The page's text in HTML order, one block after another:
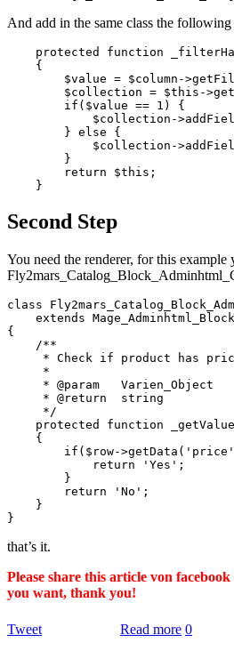
And add in the same class the
protected function
    {
$value = $column-
$collection = $this-
        if($value == 1) {
$collection-
        } else {
$collection-
        }
        return $this;
Second Step
You need the renderer, for this
class
extends
{
    /**
* Check if product has
     *
     * @param   Varien_Object
     * @return  string
     */
protected function
    {
if($row-
            return 'Yes';
        }
        return 'No';
    }
that’s it.
Please share this article von
you want, thank you!
Tweet Read more 0